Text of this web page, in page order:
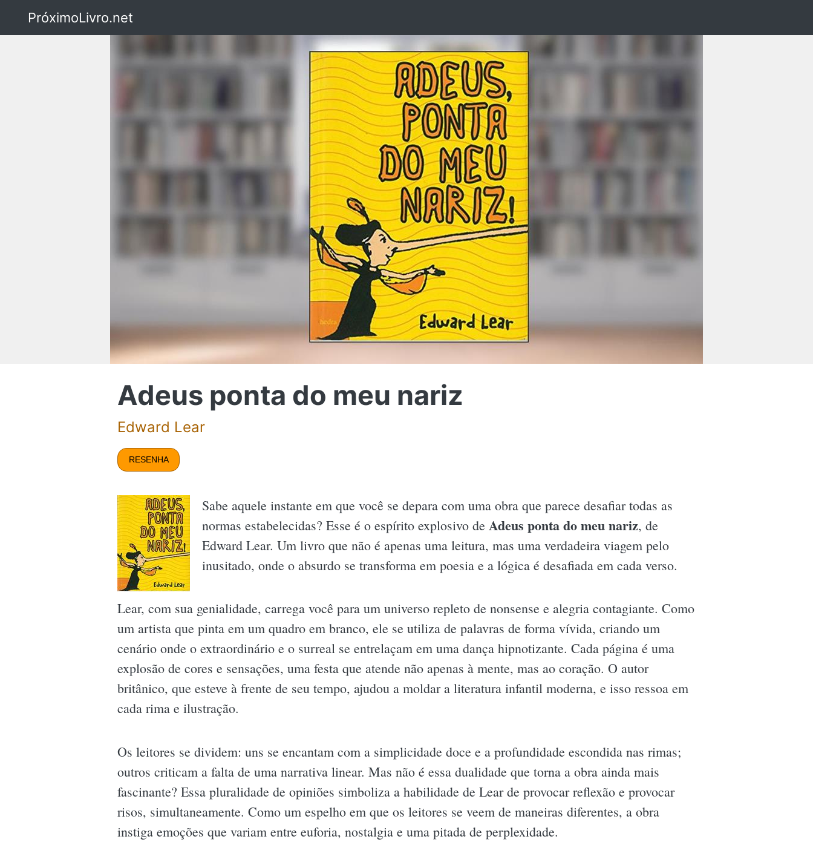
PróximoLivro.net
Adeus ponta do meu nariz
Edward Lear
RESENHA
Sabe aquele instante em que você se depara com uma obra que parece desafiar todas as
normas estabelecidas? Esse é o espírito explosivo de Adeus ponta do meu nariz, de
Edward Lear. Um livro que não é apenas uma leitura, mas uma verdadeira viagem pelo
inusitado, onde o absurdo se transforma em poesia e a lógica é desafiada em cada verso.
Lear, com sua genialidade, carrega você para um universo repleto de nonsense e alegria contagiante. Como
um artista que pinta em um quadro em branco, ele se utiliza de palavras de forma vívida, criando um
cenário onde o extraordinário e o surreal se entrelaçam em uma dança hipnotizante. Cada página é uma
explosão de cores e sensações, uma festa que atende não apenas à mente, mas ao coração. O autor
britânico, que esteve à frente de seu tempo, ajudou a moldar a literatura infantil moderna, e isso ressoa em
cada rima e ilustração.
Os leitores se dividem: uns se encantam com a simplicidade doce e a profundidade escondida nas rimas;
outros criticam a falta de uma narrativa linear. Mas não é essa dualidade que torna a obra ainda mais
fascinante? Essa pluralidade de opiniões simboliza a habilidade de Lear de provocar reflexão e provocar
risos, simultaneamente. Como um espelho em que os leitores se veem de maneiras diferentes, a obra
instiga emoções que variam entre euforia, nostalgia e uma pitada de perplexidade.